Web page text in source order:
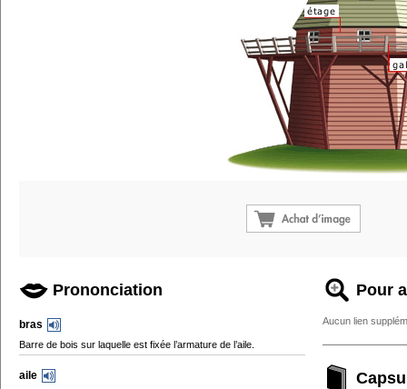
Prononciation
bras
Barre de bois sur laquelle est fixée l’armature de l’aile.
aile
Pour
Aucun lien